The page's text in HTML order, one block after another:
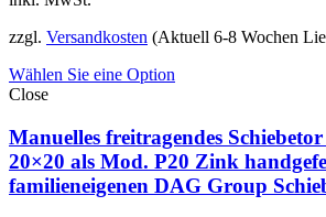
zzgl. Versandkosten (Aktuell 6-8 Wochen
Wählen Sie eine Option
Close
Manuelles freitragendes
20×20 als Mod. P20 Zink
familieneigenen DAG Group